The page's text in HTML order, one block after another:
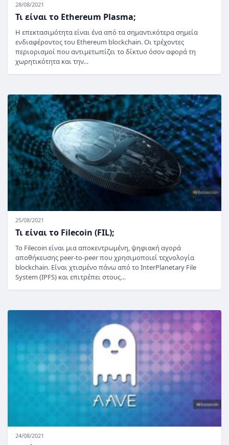
28/08/2021
Τι είναι το Ethereum Plasma;
Η επεκτασιμότητα είναι ένα από τα σημαντικότερα σημεία
ενδιαφέροντος του Ethereum blockchain. Οι τρέχοντες
περιορισμοί που αντιμετωπίζει το δίκτυο όσον αφορά τη
χωρητικότητα και την…
25/08/2021
Τι είναι το Filecoin (FIL);
Το Filecoin είναι μια αποκεντρωμένη, ψηφιακή αγορά
αποθήκευσης peer-to-peer που χρησιμοποιεί τεχνολογία
blockchain. Είναι χτισμένο πάνω από το InterPlanetary File
System (IPFS) και επιτρέπει στους…
24/08/2021